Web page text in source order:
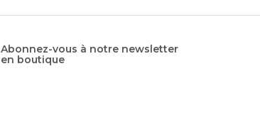
Abonnez-vous à notre newsletter
en boutique